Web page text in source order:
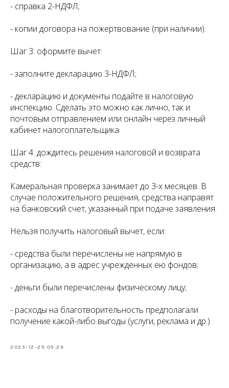
- справка 2-НДФЛ;
- копии договора на пожертвование (при наличии).
Шаг 3: оформите вычет:
- заполните декларацию 3-НДФЛ;
- декларацию и документы подайте в налоговую
инспекцию. Сделать это можно как лично, так и
почтовым отправлением или онлайн через личный
кабинет налогоплательщика.
Шаг 4: дождитесь решения налоговой и возврата
средств:
Камеральная проверка занимает до 3-х месяцев. В
случае положительного решения, средства направят
на банковский счет, указанный при подаче заявления.
Нельзя получить налоговый вычет, если:
- средства были перечислены не напрямую в
организацию, а в адрес учрежденных ею фондов;
- деньги были перечислены физическому лицу;
- расходы на благотворительность предполагали
получение какой-либо выгоды (услуги, реклама и др.)
2023-12-25 05:29